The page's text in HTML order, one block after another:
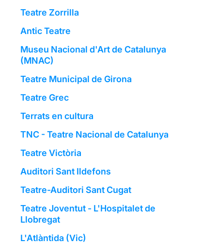
Teatre Zorrilla
Antic Teatre
Museu Nacional d'Art de Catalunya
(MNAC)
Teatre Municipal de Girona
Teatre Grec
Terrats en cultura
TNC - Teatre Nacional de Catalunya
Teatre Victòria
Auditori Sant Ildefons
Teatre-Auditori Sant Cugat
Teatre Joventut - L'Hospitalet de
Llobregat
L'Atlàntida (Vic)